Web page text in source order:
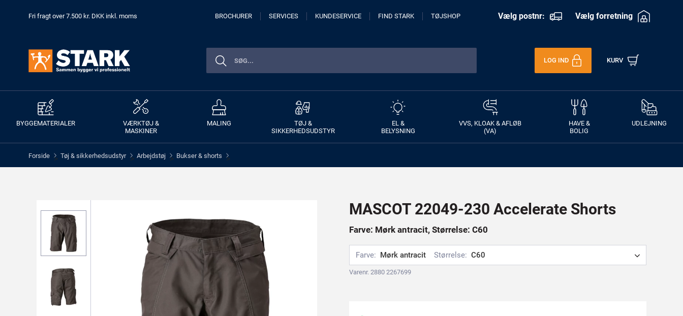
Fri fragt over 7.500 kr. DKK inkl. moms BROCHURER SERVICES KUNDESERVICE FIND STARK TØJSHOP Vælg postnr: Vælg forretning
LOG IND KURV
BYGGEMATERIALER
VÆRKTØJ &
MASKINER
MALING
TØJ &
SIKKERHEDSUDSTYR
EL &
BELYSNING
VVS, KLOAK & AFLØB
(VA)
HAVE &
BOLIG
UDLEJNING
Forside > Tøj & sikkerhedsudstyr > Arbejdstøj > Bukser & shorts >
MASCOT 22049-230 Accelerate Shorts
Farve: Mørk antracit, Størrelse: C60
Farve: Mørk antracit Størrelse: C60
Varenr. 2880 2267699